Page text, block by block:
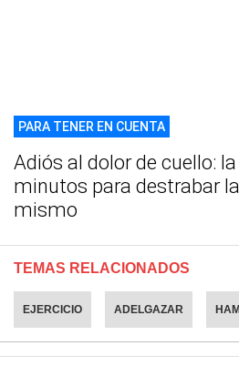
PARA TENER EN CUENTA
Adiós al dolor de cuello:
minutos para destrabar
mismo
TEMAS RELACIONADOS
EJERCICIO ADELGAZAR